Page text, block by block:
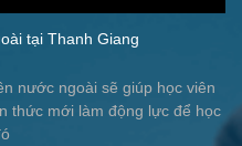
tại Thanh Giang
nước ngoài sẽ giúp học viên
thức mới làm động lực để học